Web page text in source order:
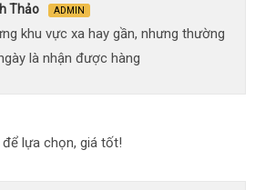
Thảo ADMIN
khu vực xa hay gần, nhưng thường
là nhận được hàng
lựa chọn, giá tốt!